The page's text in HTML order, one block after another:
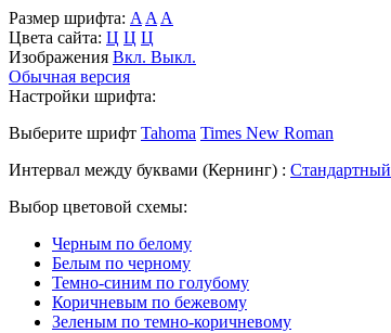
Размер шрифта: A A A
Цвета сайта: Ц Ц Ц
Изображения Вкл. Выкл.
Обычная версия
Настройки шрифта:
Выберите шрифт Tahoma Times New Roman
Интервал между буквами (Кернинг) : Стандартный
Выбор цветовой схемы:
Черным по белому
Белым по черному
Темно-синим по голубому
Коричневым по бежевому
Зеленым по темно-коричневому